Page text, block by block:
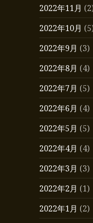
2022年11月
2022年10月
2022年9月 (3)
2022年8月 (4)
2022年7月 (5)
2022年6月 (4)
2022年5月 (5)
2022年4月 (4)
2022年3月 (3)
2022年2月 (1)
2022年1月 (2)